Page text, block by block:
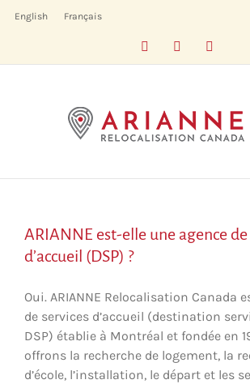
English Français
FacebookLinkedIn
ARIANNE est-elle une agence de
d’accueil (DSP) ?
Oui. ARIANNE Relocalisation Canada
de services d’accueil (destination
DSP) établie à Montréal et fondée en
offrons la recherche de logement, la
d’école, l’installation, le départ et les